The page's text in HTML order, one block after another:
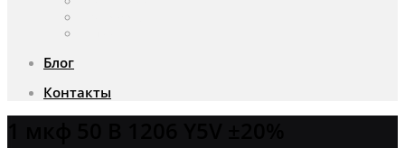
Блог
Контакты